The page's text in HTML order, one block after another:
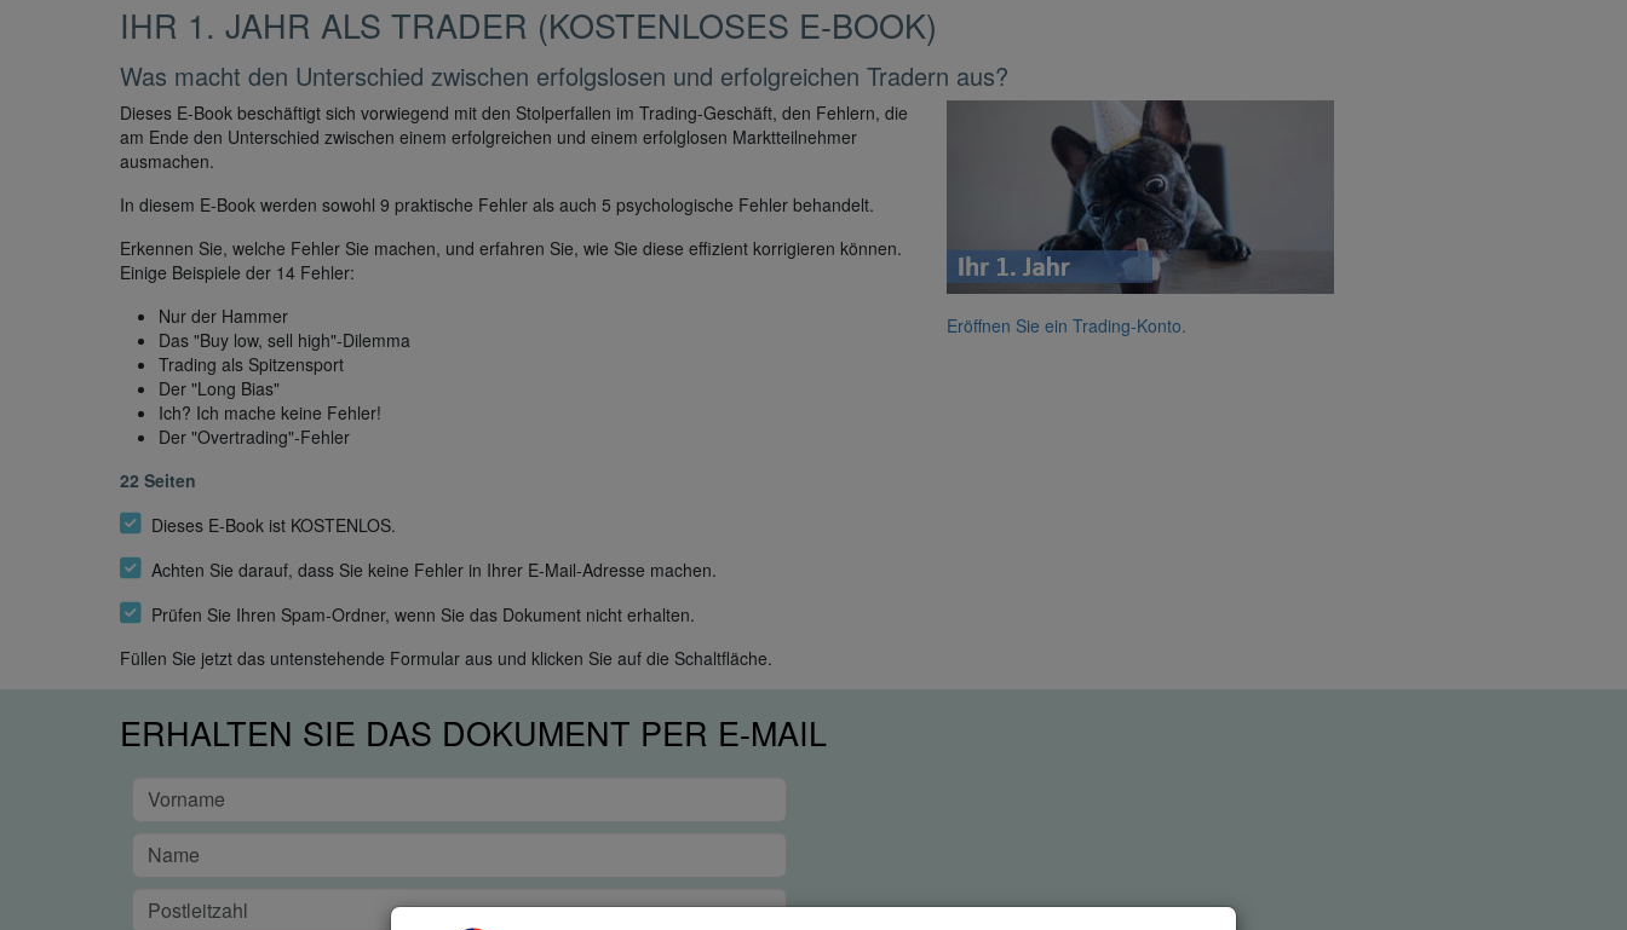
IHR 1. JAHR ALS TRADER (KOSTENLOSES E-BOOK)
Was macht den Unterschied zwischen erfolgslosen und erfolgreichen Tradern aus?
Dieses E-Book beschäftigt sich vorwiegend mit den Stolperfallen im Trading-Geschäft, den Fehlern, die
am Ende den Unterschied zwischen einem erfolgreichen und einem erfolglosen Marktteilnehmer
ausmachen.
In diesem E-Book werden sowohl 9 praktische Fehler als auch 5 psychologische Fehler behandelt.
Erkennen Sie, welche Fehler Sie machen, und erfahren Sie, wie Sie diese effizient korrigieren können.
Einige Beispiele der 14 Fehler:
Nur der Hammer
Das "Buy low, sell high"-Dilemma
Trading als Spitzensport
Der "Long Bias"
Ich? Ich mache keine Fehler!
Der "Overtrading"-Fehler
22 Seiten
Eröffnen Sie ein Trading-Konto.
Dieses E-Book ist KOSTENLOS.
Achten Sie darauf, dass Sie keine Fehler in Ihrer E-Mail-Adresse machen.
Prüfen Sie Ihren Spam-Ordner, wenn Sie das Dokument nicht erhalten.
Füllen Sie jetzt das untenstehende Formular aus und klicken Sie auf die Schaltfläche.
ERHALTEN SIE DAS DOKUMENT PER E-MAIL